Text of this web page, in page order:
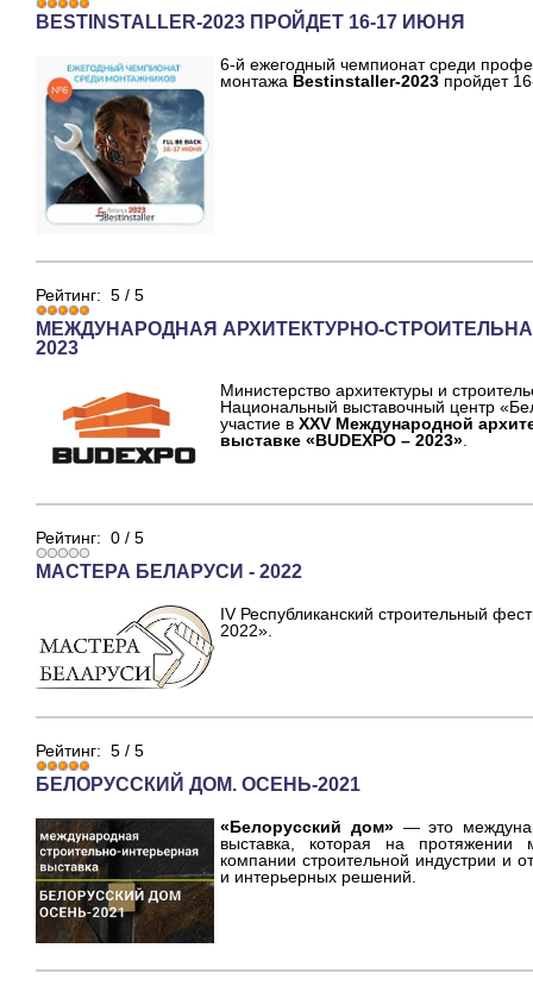
BESTINSTALLER-2023 ПРОЙДЕТ 16-17 ИЮНЯ
6-й ежегодный чемпионат среди
монтажа Bestinstaller-2023 пройдет
Рейтинг: 5 / 5
МЕЖДУНАРОДНАЯ АРХИТЕКТУРНО-
2023
Министерство архитектуры и
Национальный выставочный центр
участие в XXV Международной
выставке «BUDEXPO – 2023»
Рейтинг: 0 / 5
МАСТЕРА БЕЛАРУСИ - 2022
IV Республиканский строительный
2022».
Рейтинг: 5 / 5
БЕЛОРУССКИЙ ДОМ. ОСЕНЬ-2021
«Белорусский дом» — это
выставка, которая на
компании строительной индустрии и
и интерьерных решений.